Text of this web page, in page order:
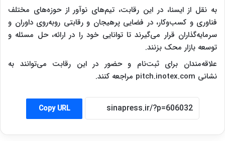
به نقل از ایسنا، در این رقابت، تیم‌های نوآور از حوزه‌های مختلف
فناوری و کسب‌وکار، در فضایی پرهیجان و رقابتی روبه‌روی داوران و
سرمایه‌گذاران قرار می‌گیرند تا توانایی خود را در ارائه، حل مسئله و
توسعه بازار محک بزنند.
علاقه‌مندان برای ثبت‌نام و حضور در این رقابت می‌توانند به
نشانی pitch.inotex.com مراجعه کنند.
Copy URL